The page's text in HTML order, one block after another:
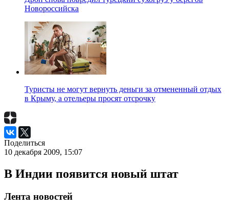
Новороссийска
Туристы не могут вернуть деньги за отмененный отдых
в Крыму, а отельеры просят отсрочку
Поделиться
10 декабря 2009, 15:07
В Индии появится новый штат
Лента новостей